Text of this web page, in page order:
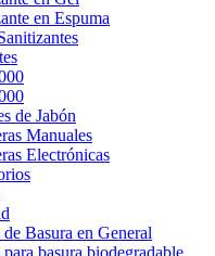
en Espuma
de Jabón
Manuales
Electrónicas
Basura en General
basura biodegradable